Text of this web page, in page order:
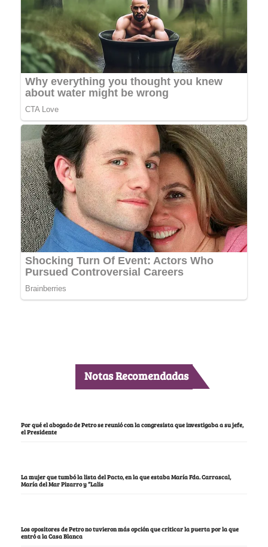
Notas Recomendadas
Por qué el abogado de Petro se reunió con la congresista que investigaba a su jefe,
el Presidente
La mujer que tumbó la lista del Pacto, en la que estaba María Fda. Carrascal,
María del Mar Pizarro y “Lalis
Los opositores de Petro no tuvieron más opción que criticar la puerta por la que
entró a la Casa Blanca